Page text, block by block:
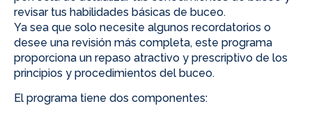
revisar tus habilidades básicas de buceo.
Ya sea que solo necesite algunos recordatorios o
desee una revisión más completa, este programa
proporciona un repaso atractivo y prescriptivo de los
principios y procedimientos del buceo.
El programa tiene dos componentes: